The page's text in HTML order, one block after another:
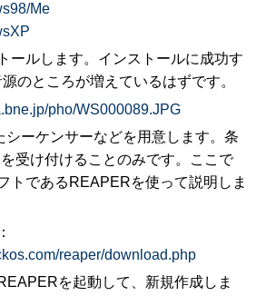
Me
ールします。インストールに成功す
のところが増えているはずです。
シーケンサーなどを用意します。条
受け付けることのみです。ここで
トであるREAPERを使って説明しま
reaper/download.php
を起動して、新規作成しま